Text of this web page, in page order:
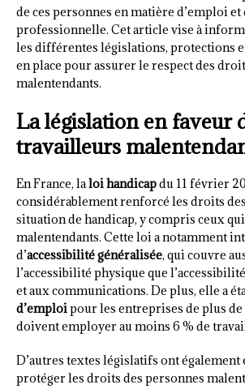
de ces personnes en matière d’emploi
professionnelle. Cet article vise à
les différentes législations, protections
en place pour assurer le respect des
malentendants.
La législation en faveur
travailleurs
En France, laloi handicapdu 11 février
considérablement renforcé les droits
situation de handicap, y compris ceux
malentendants. Cette loi a notamment
d’accessibilité généralisée, qui couvre
l’accessibilité physique que
et aux communications. De plus, elle a
d’emploipour les entreprises de plus de
doivent employer au moins 6 % de
D’autres textes législatifs ont également
protéger les droits des personnes